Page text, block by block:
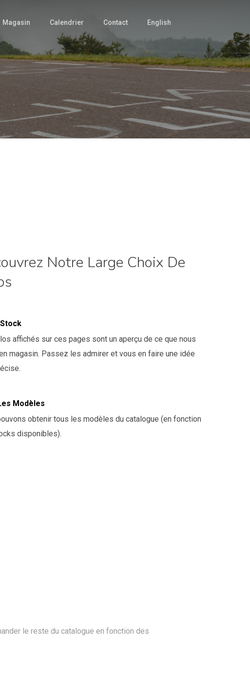
Magasin Calendrier Contact English
Notre Large Choix De
affichés sur ces pages sont un aperçu de ce que nous
magasin. Passez les admirer et vous en faire une idée
Modèles
obtenir tous les modèles du catalogue (en fonction
disponibles).
le reste du catalogue en fonction des